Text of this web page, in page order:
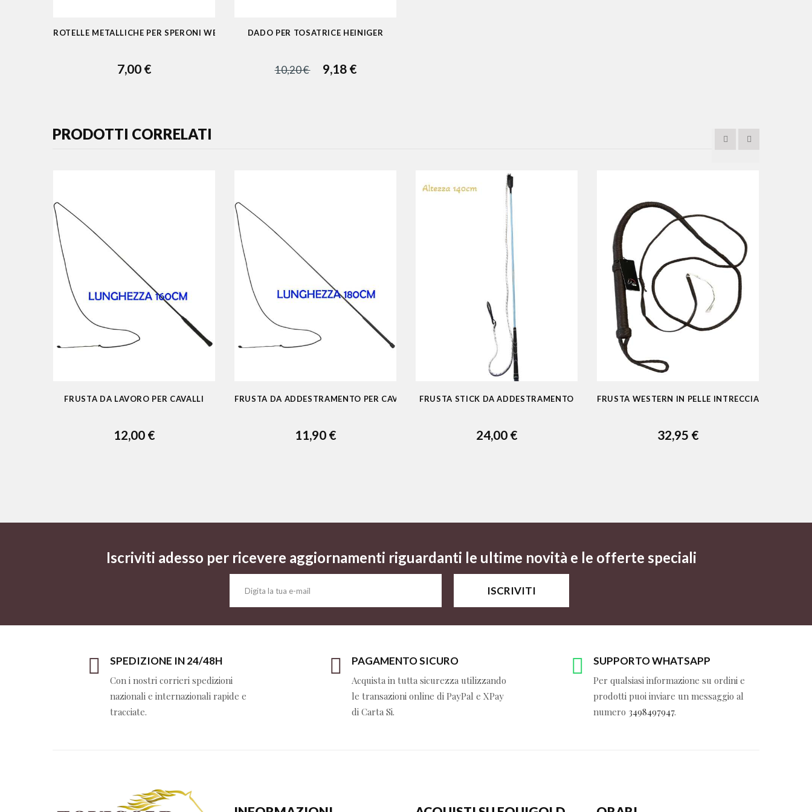
ROTELLE METALLICHE PER SPERONI WESTERN
7,00 €
DADO PER TOSATRICE HEINIGER
10,20 € 9,18 €
PRODOTTI CORRELATI
FRUSTA DA LAVORO PER CAVALLI
12,00 €
FRUSTA DA ADDESTRAMENTO PER CAVALLO
11,90 €
FRUSTA STICK DA ADDESTRAMENTO
24,00 €
FRUSTA WESTERN IN PELLE INTRECCIATA
32,95 €
Iscriviti adesso per ricevere aggiornamenti riguardanti le ultime novità e le offerte speciali
ISCRIVITI
SPEDIZIONE IN 24/48H
Con i nostri corrieri spedizioni
nazionali e internazionali rapide e
tracciate.
PAGAMENTO SICURO
Acquista in tutta sicurezza utilizzando
le transazioni online di PayPal e XPay
di Carta Si.
SUPPORTO WHATSAPP
Per qualsiasi informazione su ordini e
prodotti puoi inviare un messaggio al
numero 3498497947.